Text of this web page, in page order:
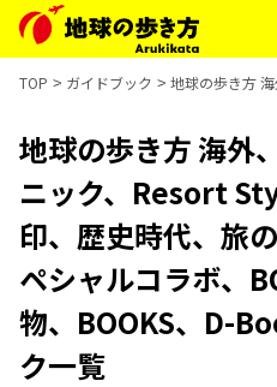
TOP ガイドブック 地球の歩き方
地球の歩き方 海外
ニック、Resort
印、歴史時代、旅
ペシャルコラボ、
物、BOOKS、D-
ク一覧